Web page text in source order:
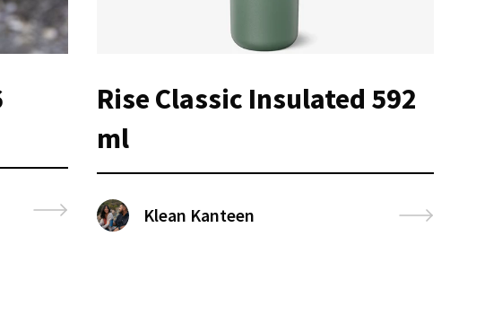
Rise Classic Insulated 592
ml
Klean Kanteen